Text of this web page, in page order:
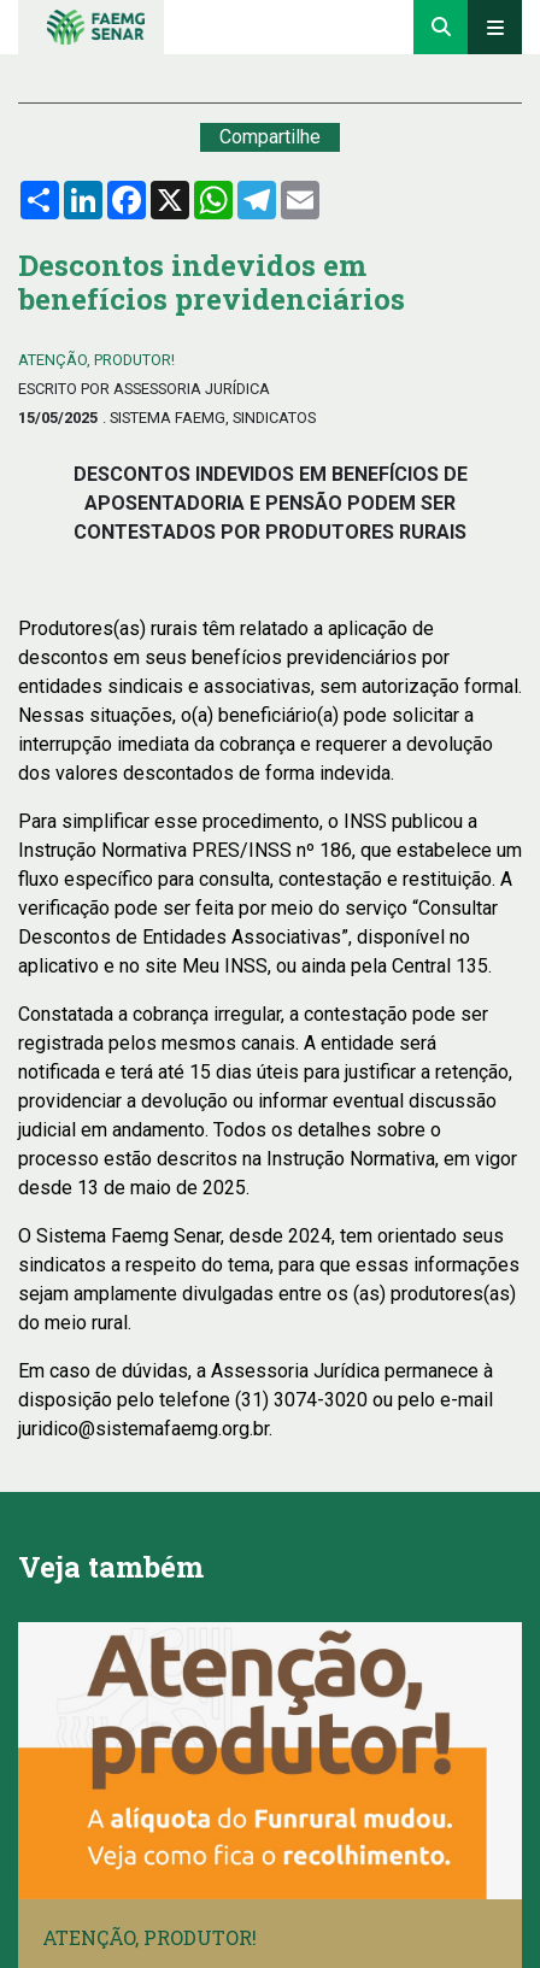
Compartilhe
Compartilhar
LinkedInFacebook
X WhatsApp
Telegram
Descontos indevidos em
benefícios previdenciários
ATENÇÃO, PRODUTOR!
ESCRITO POR ASSESSORIA JURÍDICA
15/05/2025 . SISTEMA FAEMG, SINDICATOS
DESCONTOS INDEVIDOS EM BENEFÍCIOS DE
APOSENTADORIA E PENSÃO PODEM SER
CONTESTADOS POR PRODUTORES RURAIS
Produtores(as) rurais têm relatado a aplicação de
descontos em seus benefícios previdenciários por
entidades sindicais e associativas, sem autorização formal.
Nessas situações, o(a) beneficiário(a) pode solicitar a
interrupção imediata da cobrança e requerer a devolução
dos valores descontados de forma indevida.
Para simplificar esse procedimento, o INSS publicou a
Instrução Normativa PRES/INSS nº 186, que estabelece um
fluxo específico para consulta, contestação e restituição. A
verificação pode ser feita por meio do serviço “Consultar
Descontos de Entidades Associativas”, disponível no
aplicativo e no site Meu INSS, ou ainda pela Central 135.
Constatada a cobrança irregular, a contestação pode ser
registrada pelos mesmos canais. A entidade será
notificada e terá até 15 dias úteis para justificar a retenção,
providenciar a devolução ou informar eventual discussão
judicial em andamento. Todos os detalhes sobre o
processo estão descritos na Instrução Normativa, em vigor
desde 13 de maio de 2025.
O Sistema Faemg Senar, desde 2024, tem orientado seus
sindicatos a respeito do tema, para que essas informações
sejam amplamente divulgadas entre os (as) produtores(as)
do meio rural.
Em caso de dúvidas, a Assessoria Jurídica permanece à
disposição pelo telefone (31) 3074-3020 ou pelo e-mail
juridico@sistemafaemg.org.br.
Veja também
ATENÇÃO, PRODUTOR!